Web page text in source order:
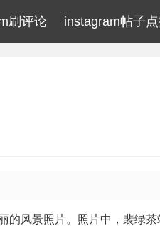
刷评论 instagram帖子
的风景照片。照片中，裴绿茶